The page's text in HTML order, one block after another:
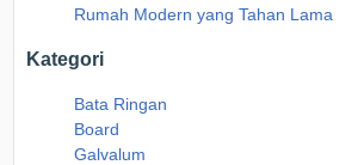
Rumah Modern yang Tahan Lama
Kategori
Bata Ringan
Board
Galvalum